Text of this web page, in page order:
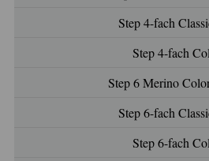
Step 4-fach
Step 4-fach
Step 6 Merino
Step 6-fach
Step 6-fach